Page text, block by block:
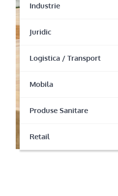
Industrie
Juridic
Logistica / Transport
Mobila
Produse Sanitare
Retail